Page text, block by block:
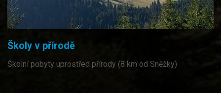
Školy v přírodě
Školní pobyty uprostřed přírody (8 km od Sněžky)